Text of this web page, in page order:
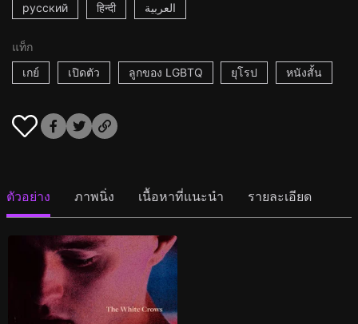
русский हिन्दी العربية
แท็ก
เกย์
เปิดตัว ลูกของ LGBTQ ยุโรป หนังสั้น
ตัวอย่าง ภาพนิ่ง เนื้อหาที่แนะนำ รายละเอียด